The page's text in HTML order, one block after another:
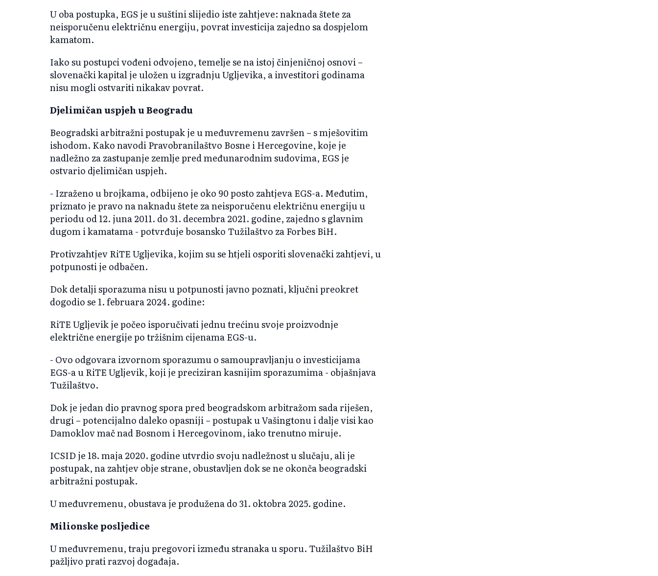
U oba postupka, EGS je u suštini slijedio iste zahtjeve: naknada štete za
neisporučenu električnu energiju, povrat investicija zajedno sa dospjelom
kamatom.
Iako su postupci vođeni odvojeno, temelje se na istoj činjeničnoj osnovi –
slovenački kapital je uložen u izgradnju Ugljevika, a investitori godinama
nisu mogli ostvariti nikakav povrat.
Djelimičan uspjeh u Beogradu
Beogradski arbitražni postupak je u međuvremenu završen – s mješovitim
ishodom. Kako navodi Pravobranilaštvo Bosne i Hercegovine, koje je
nadležno za zastupanje zemlje pred međunarodnim sudovima, EGS je
ostvario djelimičan uspjeh.
- Izraženo u brojkama, odbijeno je oko 90 posto zahtjeva EGS-a. Međutim,
priznato je pravo na naknadu štete za neisporučenu električnu energiju u
periodu od 12. juna 2011. do 31. decembra 2021. godine, zajedno s glavnim
dugom i kamatama - potvrđuje bosansko Tužilaštvo za Forbes BiH.
Protivzahtjev RiTE Ugljevika, kojim su se htjeli osporiti slovenački zahtjevi, u
potpunosti je odbačen.
Dok detalji sporazuma nisu u potpunosti javno poznati, ključni preokret
dogodio se 1. februara 2024. godine:
RiTE Ugljevik je počeo isporučivati jednu trećinu svoje proizvodnje
električne energije po tržišnim cijenama EGS-u.
- Ovo odgovara izvornom sporazumu o samoupravljanju o investicijama
EGS-a u RiTE Ugljevik, koji je preciziran kasnijim sporazumima - objašnjava
Tužilaštvo.
Dok je jedan dio pravnog spora pred beogradskom arbitražom sada riješen,
drugi – potencijalno daleko opasniji – postupak u Vašingtonu i dalje visi kao
Damoklov mač nad Bosnom i Hercegovinom, iako trenutno miruje.
ICSID je 18. maja 2020. godine utvrdio svoju nadležnost u slučaju, ali je
postupak, na zahtjev obje strane, obustavljen dok se ne okonča beogradski
arbitražni postupak.
U međuvremenu, obustava je produžena do 31. oktobra 2025. godine.
Milionske posljedice
U međuvremenu, traju pregovori između stranaka u sporu. Tužilaštvo BiH
pažljivo prati razvoj događaja.